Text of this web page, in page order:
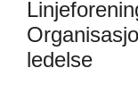
ledelse